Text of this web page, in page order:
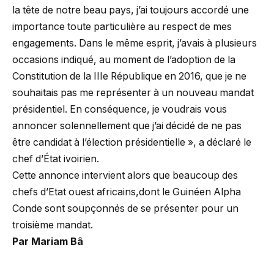
la tête de notre beau pays, j’ai toujours accordé une
importance toute particulière au respect de mes
engagements. Dans le même esprit, j’avais à plusieurs
occasions indiqué, au moment de l’adoption de la
Constitution de la IIIe République en 2016, que je ne
souhaitais pas me représenter à un nouveau mandat
présidentiel. En conséquence, je voudrais vous
annoncer solennellement que j’ai décidé de ne pas
être candidat à l’élection présidentielle », a déclaré le
chef d’État ivoirien.
Cette annonce intervient alors que beaucoup des
chefs d’Etat ouest africains,dont le Guinéen Alpha
Conde sont soupçonnés de se présenter pour un
troisième mandat.
Par Mariam Bâ